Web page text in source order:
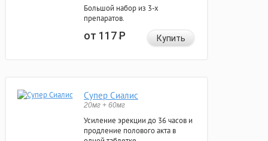
Большой набор из 3-х
препаратов.
от 117Р Купить
Супер Сиалис
20мг + 60мг
Усиление эрекции до 36 часов и
продление полового акта в